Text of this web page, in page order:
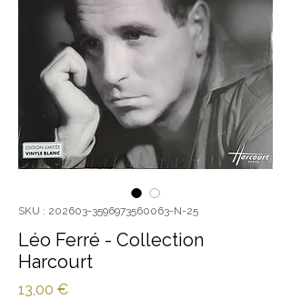
SKU : 202603-3596973560063-N-25
Léo Ferré - Collection
Harcourt
13,00 €Prix